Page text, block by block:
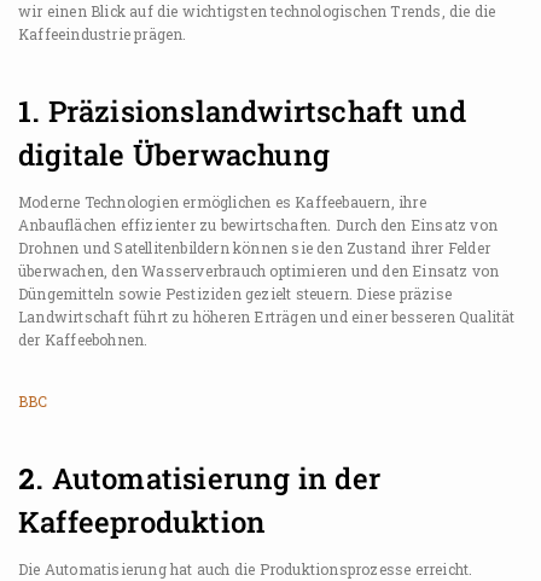
wir einen Blick auf die wichtigsten technologischen Trends, die die
Kaffeeindustrie prägen.
1. Präzisionslandwirtschaft und
digitale Überwachung
Moderne Technologien ermöglichen es Kaffeebauern, ihre
Anbauflächen effizienter zu bewirtschaften. Durch den Einsatz von
Drohnen und Satellitenbildern können sie den Zustand ihrer Felder
überwachen, den Wasserverbrauch optimieren und den Einsatz von
Düngemitteln sowie Pestiziden gezielt steuern. Diese präzise
Landwirtschaft führt zu höheren Erträgen und einer besseren Qualität
der Kaffeebohnen.
BBC
2. Automatisierung in der
Kaffeeproduktion
Die Automatisierung hat auch die Produktionsprozesse erreicht.